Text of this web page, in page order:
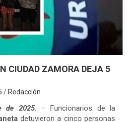
CIUDAD ZAMORA DEJA 5
Redacción
de 2025.
– Funcionarios de la
detuvieron a cinco personas